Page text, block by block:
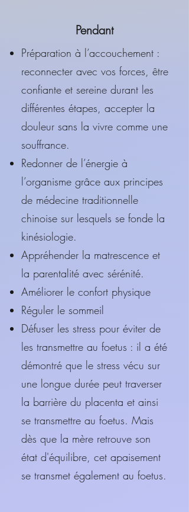
Pendant
Préparation à l’accouchement :
reconnecter avec vos forces, être
confiante et sereine durant les
différentes étapes, accepter la
douleur sans la vivre comme une
souffrance.
Redonner de l’énergie à
l’organisme grâce aux principes
de médecine traditionnelle
chinoise sur lesquels se fonde la
kinésiologie.
Appréhender la matrescence et
la parentalité avec sérénité.
Améliorer le confort physique
Réguler le sommeil
Défuser les stress pour éviter de
les transmettre au foetus : il a été
démontré que le stress vécu sur
une longue durée peut traverser
la barrière du placenta et ainsi
se transmettre au foetus. Mais
dès que la mère retrouve son
état d'équilibre, cet apaisement
se transmet également au foetus.